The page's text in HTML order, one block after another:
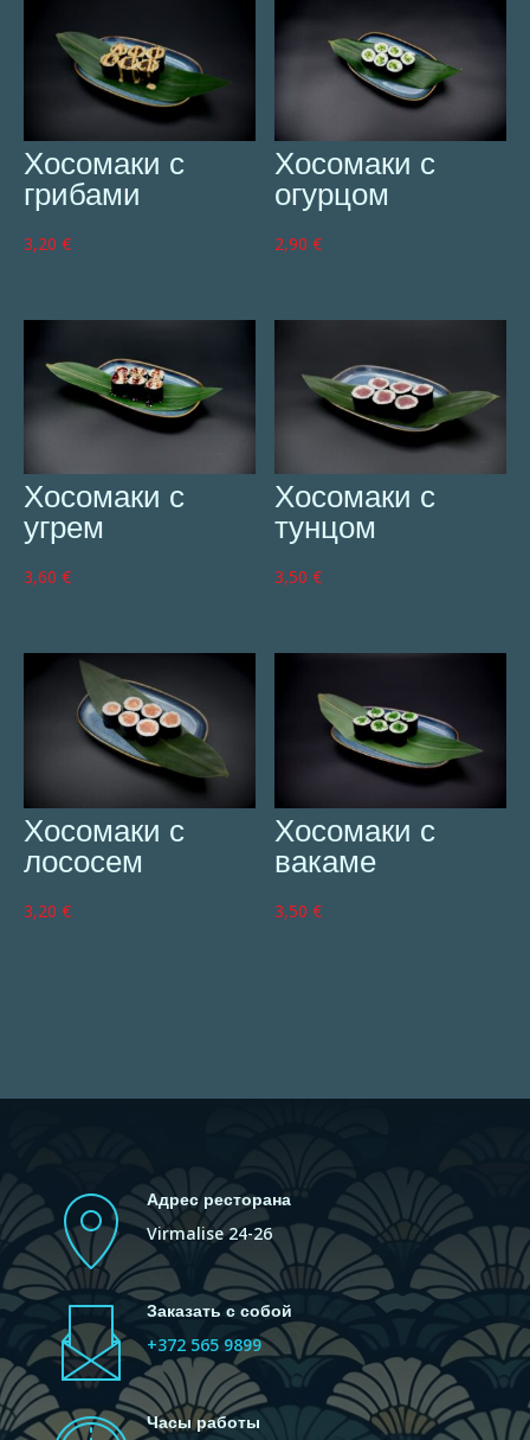
Хосомаки с
грибами
3,20€
Хосомаки с
огурцом
2,90€
Хосомаки с
угрем
3,60€
Хосомаки с
тунцом
3,50€
Хосомаки с
лососем
3,20€
Хосомаки с
вакаме
3,50€
Адрес ресторана
Virmalise 24-26
Заказать с собой
+372 565 9899
Часы работы